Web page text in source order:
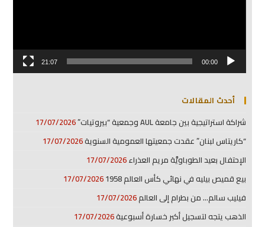
00:00
21:07
أحدث المقالات
شراكة استراتيجية بين جامعة AUL وجمعية “بيروتيات”
17/07/2026
“كاريتاس لبنان” عقدت جمعيتها العمومية السنوية17/07/2026
الإحتفال بعيد الطوباويَّة مريم العذراء17/07/2026
بيع قميص بيليه في نهائي كأس العالم 1958
17/07/2026
فيليب سالم… من بطرام إلى العالم17/07/2026
الذهب يتجه لتسجيل أكبر خسارة أسبوعية17/07/2026